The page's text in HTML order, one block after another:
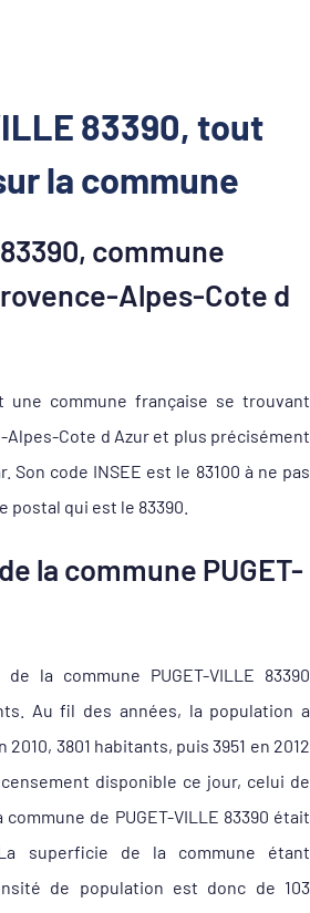
83390, tout
la commune
commune
Alpes-Cote d
une commune française se trouvant
Alpes-Cote d Azur et plus précisément
Son code INSEE est le 83100 à ne pas
postal qui est le 83390.
la commune PUGET-
la commune PUGET-VILLE 83390
Au fil des années, la population a
3801 habitants, puis 3951 en 2012
disponible ce jour, celui de
de PUGET-VILLE 83390 était
superficie de la commune étant
de population est donc de 103